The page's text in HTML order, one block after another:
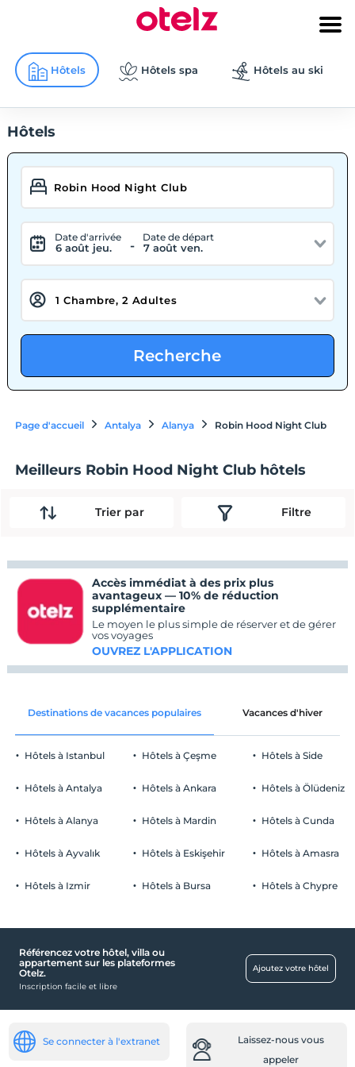
Hôtels Hôtels spa Hôtels au ski
Hôtels
Date d'arrivée
6 août jeu. -
Date de départ
7 août ven.
Recherche
Page d'accueil Antalya Alanya Robin Hood Night Club
Meilleurs Robin Hood Night Club hôtels
Trier par Filtre
Accès immédiat à des prix plus
avantageux — 10% de réduction
supplémentaire
Le moyen le plus simple de réserver et de gérer
vos voyages
OUVREZ L'APPLICATION
Destinations de vacances populaires Vacances d'hiver
Hôtels à Istanbul
Hôtels à Antalya
Hôtels à Alanya
Hôtels à Ayvalık
Hôtels à Izmir
Hôtels à Çeşme
Hôtels à Ankara
Hôtels à Mardin
Hôtels à Eskişehir
Hôtels à Bursa
Hôtels à Side
Hôtels à Ölüdeniz
Hôtels à Cunda
Hôtels à Amasra
Hôtels à Chypre
Référencez votre hôtel, villa ou
appartement sur les plateformes
Otelz.
Inscription facile et libre
Ajoutez votre hôtel
Se connecter à l'extranet
Laissez-nous vous
appeler